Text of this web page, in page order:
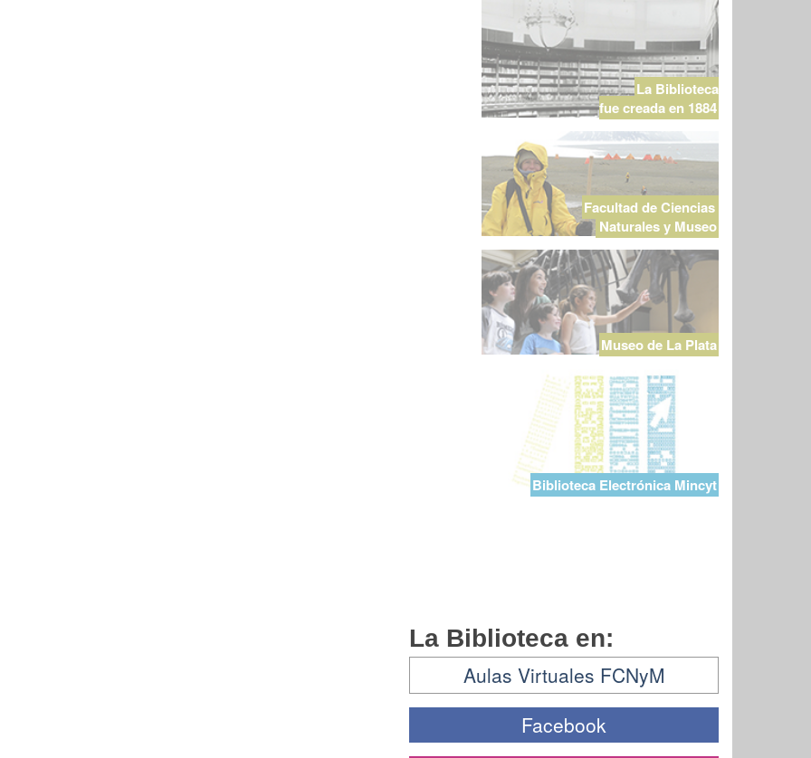
La Biblioteca
fue creada en 1884
Facultad de Ciencias
Naturales y Museo
Museo de La Plata
Biblioteca Electrónica Mincyt
La Biblioteca en:
Aulas Virtuales FCNyM
Facebook